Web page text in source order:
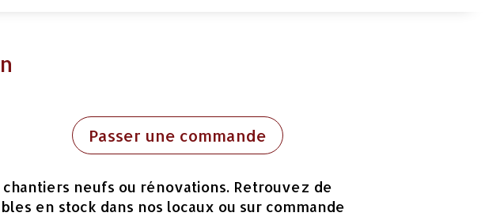
Passer une commande
neufs ou rénovations. Retrouvez de
en stock dans nos locaux ou sur commande